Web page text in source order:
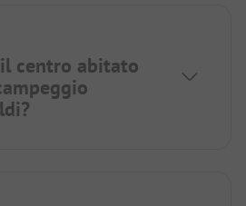
centro abitato